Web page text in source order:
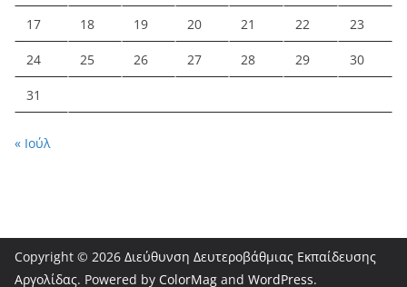
17 18 19 20 21 22 23
24 25 26 27 28 29 30
31
« Ιούλ
Copyright © 2026 Διεύθυνση Δευτεροβάθμιας Εκπαίδευσης
Αργολίδας. Powered by ColorMag and WordPress.